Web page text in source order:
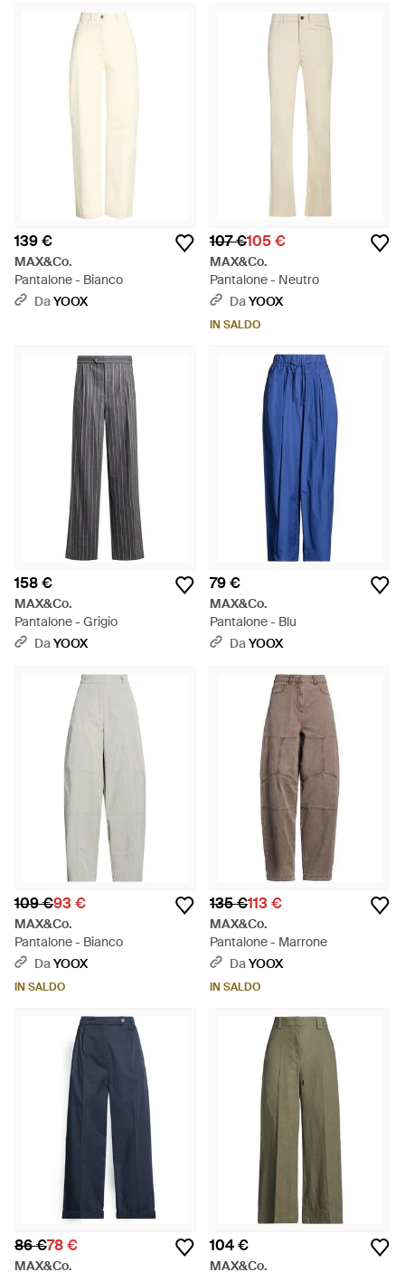
139 €
MAX&Co.
Pantalone - Bianco
DaYOOX
107 €105 €
MAX&Co.
Pantalone - Neutro
DaYOOX
IN SALDO
158 €
MAX&Co.
Pantalone - Grigio
DaYOOX
79 €
MAX&Co.
Pantalone - Blu
DaYOOX
109 €93 €
MAX&Co.
Pantalone - Bianco
DaYOOX
IN SALDO
135 €113 €
MAX&Co.
Pantalone - Marrone
DaYOOX
IN SALDO
86 €78 €
MAX&Co.
104 €
MAX&Co.